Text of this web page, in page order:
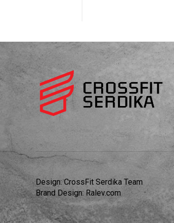
Design:CrossFit Serdika Team
Brand Design: Ralev.com